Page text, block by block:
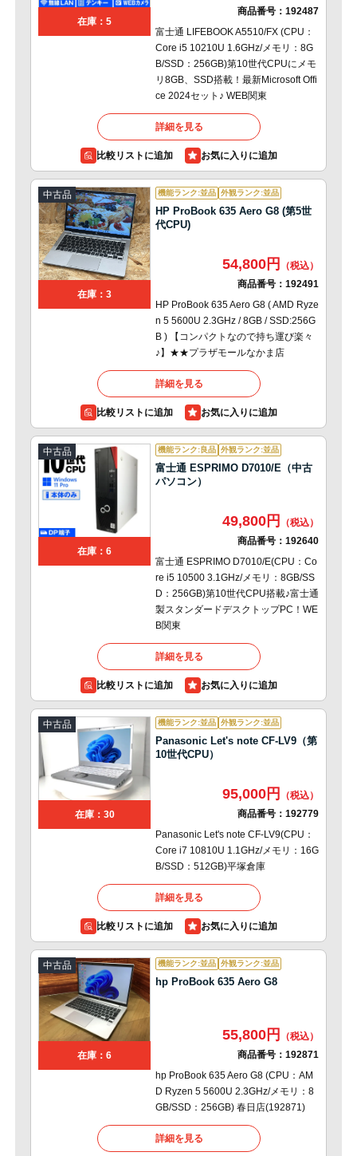
在庫：5
商品番号： 192487
富士通 LIFEBOOK A5510/FX (CPU：
Core i5 10210U 1.6GHz/メモリ：8G
B/SSD：256GB)第10世代CPUにメモ
リ8GB、SSD搭載！最新Microsoft Offi
ce 2024セット♪ WEB関東
詳細を見る
比較リストに追加
中古品
在庫：3
機能ランク:並品 外観ランク:並品
HP ProBook 635 Aero G8 (第5世
代CPU)
54,800円
商品番号： 192491
HP ProBook 635 Aero G8 ( AMD Ryze
n 5 5600U 2.3GHz / 8GB / SSD:256G
B ) 【コンパクトなので持ち運び楽々
♪】★★プラザモールなかま店
詳細を見る
比較リストに追加
中古品
在庫：6
機能ランク:良品 外観ランク:並品
富士通 ESPRIMO D7010/E（中古
パソコン）
49,800円
商品番号： 192640
富士通 ESPRIMO D7010/E(CPU：Co
re i5 10500 3.1GHz/メモリ：8GB/SS
D：256GB)第10世代CPU搭載♪富士通
製スタンダードデスクトップPC！WE
B関東
詳細を見る
比較リストに追加
中古品
在庫：30
機能ランク:並品 外観ランク:並品
Panasonic Let's note CF-LV9（第
10世代CPU）
95,000円
商品番号： 192779
Panasonic Let's note CF-LV9(CPU：
Core i7 10810U 1.1GHz/メモリ：16G
B/SSD：512GB)平塚倉庫
詳細を見る
比較リストに追加
中古品
在庫：6
機能ランク:並品 外観ランク:並品
hp ProBook 635 Aero G8
55,800円
商品番号： 192871
hp ProBook 635 Aero G8 (CPU：AM
D Ryzen 5 5600U 2.3GHz/メモリ：8
GB/SSD：256GB) 春日店(192871)
詳細を見る